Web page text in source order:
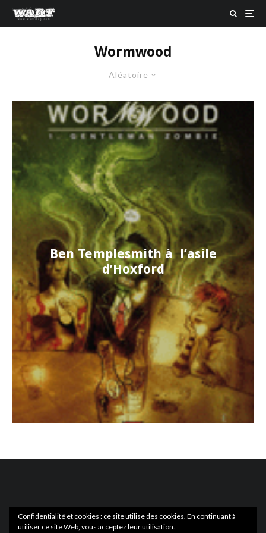
Wormwood
Aléatoire
Ben Templesmith à l’asile
d’Hoxford
Confidentialité et cookies : ce site utilise des cookies. En continuant à
utiliser ce site Web, vous acceptez leur utilisation.